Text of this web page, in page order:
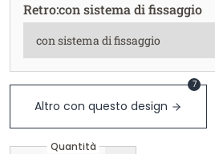
Retro:con sistema di fissaggio
Altro con questo design
7
Quantità